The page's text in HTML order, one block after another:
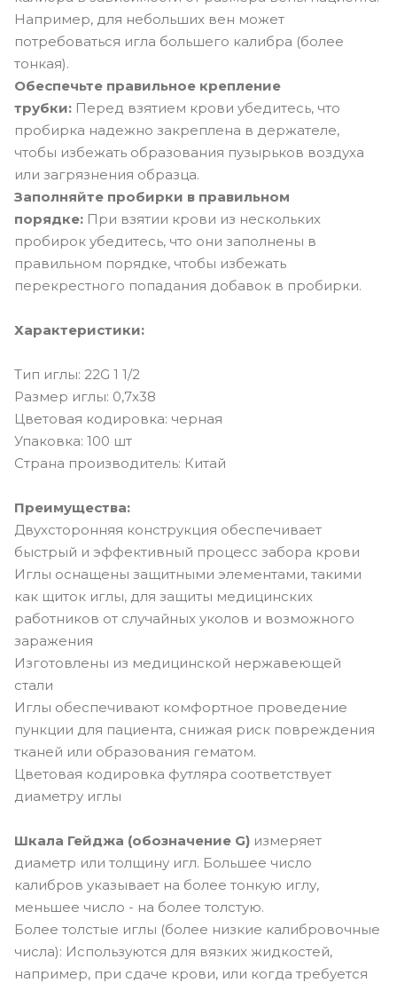
Например, для небольших вен может
потребоваться игла большего калибра (более
тонкая).
Обеспечьте правильное крепление
трубки: Перед взятием крови убедитесь, что
пробирка надежно закреплена в держателе,
чтобы избежать образования пузырьков воздуха
или загрязнения образца.
Заполняйте пробирки в правильном
порядке: При взятии крови из нескольких
пробирок убедитесь, что они заполнены в
правильном порядке, чтобы избежать
перекрестного попадания добавок в пробирки.
Характеристики:
Тип иглы: 22G 1 1/2
Размер иглы: 0,7х38
Цветовая кодировка: черная
Упаковка: 100 шт
Страна производитель: Китай
Преимущества:
Двухсторонняя конструкция обеспечивает
быстрый и эффективный процесс забора крови
Иглы оснащены защитными элементами, такими
как щиток иглы, для защиты медицинских
работников от случайных уколов и возможного
заражения
Изготовлены из медицинской нержавеющей
стали
Иглы обеспечивают комфортное проведение
пункции для пациента, снижая риск повреждения
тканей или образования гематом.
Цветовая кодировка футляра соответствует
диаметру иглы
Шкала Гейджа (обозначение G) измеряет
диаметр или толщину игл. Большее число
калибров указывает на более тонкую иглу,
меньшее число - на более толстую.
Более толстые иглы (более низкие калибровочные
числа): Используются для вязких жидкостей,
например, при сдаче крови, или когда требуется